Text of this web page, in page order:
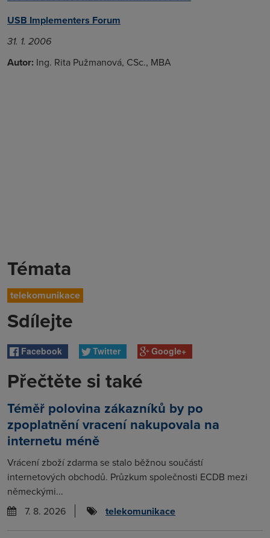
USB Implementers Forum
31. 1. 2006
Autor: Ing. Rita Pužmanová, CSc., MBA
Témata
telekomunikace
Sdílejte
Facebook Twitter Google+
Přečtěte si také
Téměř polovina zákazníků by po
zpoplatnění vracení nakupovala na
internetu méně
Vrácení zboží zdarma se stalo běžnou součástí
internetových obchodů. Průzkum společnosti ECDB mezi
německými...
7. 8. 2026
telekomunikace